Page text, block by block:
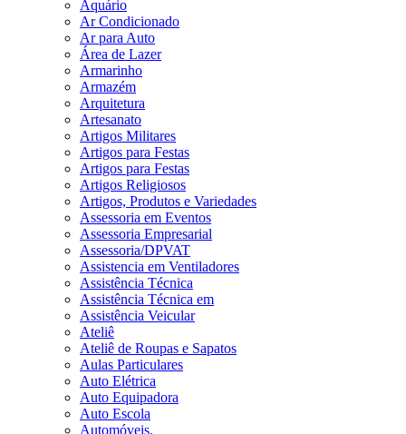
Aquário
Ar Condicionado
Ar para Auto
Área de Lazer
Armarinho
Armazém
Arquitetura
Artesanato
Artigos Militares
Artigos para Festas
Artigos para Festas
Artigos Religiosos
Artigos, Produtos e Variedades
Assessoria em Eventos
Assessoria Empresarial
Assessoria/DPVAT
Assistencia em Ventiladores
Assistência Técnica
Assistência Técnica em
Assistência Veicular
Ateliê
Ateliê de Roupas e Sapatos
Aulas Particulares
Auto Elétrica
Auto Equipadora
Auto Escola
Automóveis.